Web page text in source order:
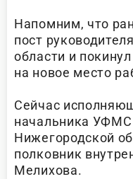
Напомним, что
пост
области и
на новое место
Сейчас
начальника УФМС
Нижегородской
полковник
Мелихова.